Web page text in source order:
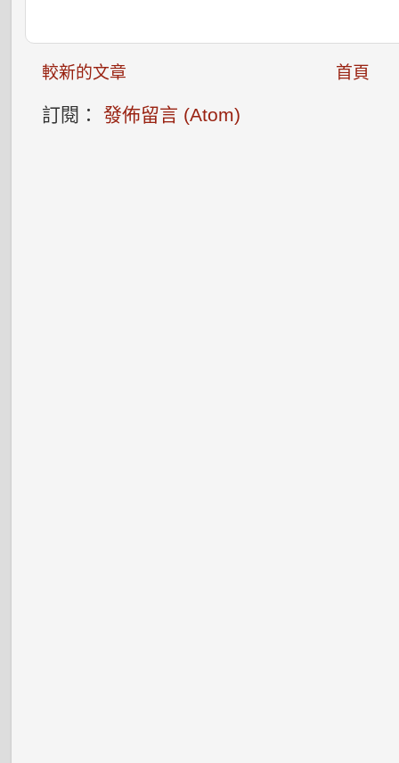
較新的文章 首頁
訂閱： 發佈留言 (Atom)